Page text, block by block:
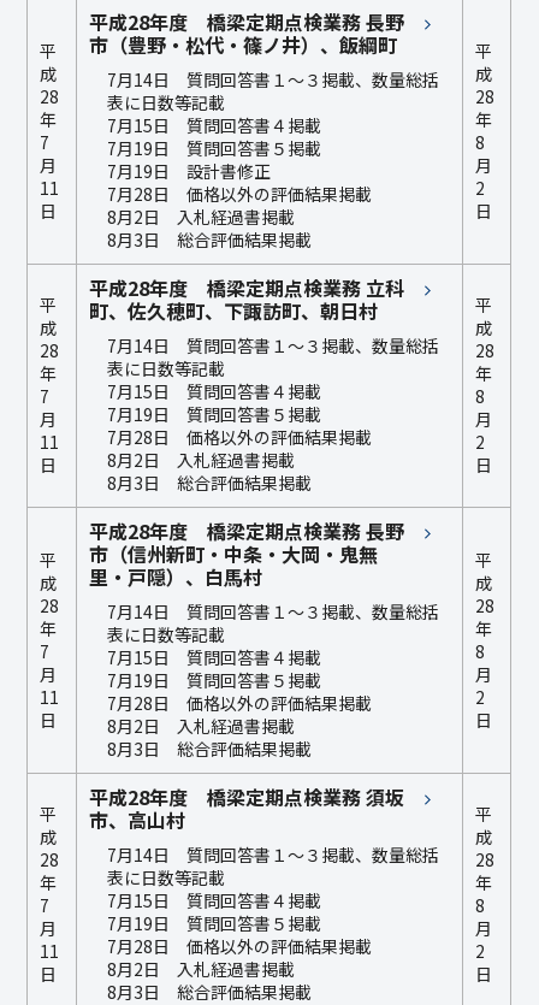
平
成
28
年
7
月
11
日
平成28年度 橋梁定期点検業務 長野
市（豊野・松代・篠ノ井）、飯綱町
7月14日 質問回答書１～３掲載、数量総括
表に日数等記載
7月15日 質問回答書４掲載
7月19日 質問回答書５掲載
7月19日 設計書修正
7月28日 価格以外の評価結果掲載
8月2日 入札経過書掲載
8月3日 総合評価結果掲載
平
成
28
年
8
月
2
日
平
成
28
年
7
月
11
日
平成28年度 橋梁定期点検業務 立科
町、佐久穂町、下諏訪町、朝日村
7月14日 質問回答書１～３掲載、数量総括
表に日数等記載
7月15日 質問回答書４掲載
7月19日 質問回答書５掲載
7月28日 価格以外の評価結果掲載
8月2日 入札経過書掲載
8月3日 総合評価結果掲載
平
成
28
年
8
月
2
日
平
成
28
年
7
月
11
日
平成28年度 橋梁定期点検業務 長野
市（信州新町・中条・大岡・鬼無
里・戸隠）、白馬村
7月14日 質問回答書１～３掲載、数量総括
表に日数等記載
7月15日 質問回答書４掲載
7月19日 質問回答書５掲載
7月28日 価格以外の評価結果掲載
8月2日 入札経過書掲載
8月3日 総合評価結果掲載
平
成
28
年
8
月
2
日
平
成
28
年
7
月
11
日
平成28年度 橋梁定期点検業務 須坂
市、高山村
7月14日 質問回答書１～３掲載、数量総括
表に日数等記載
7月15日 質問回答書４掲載
7月19日 質問回答書５掲載
7月28日 価格以外の評価結果掲載
8月2日 入札経過書掲載
8月3日 総合評価結果掲載
平
成
28
年
8
月
2
日